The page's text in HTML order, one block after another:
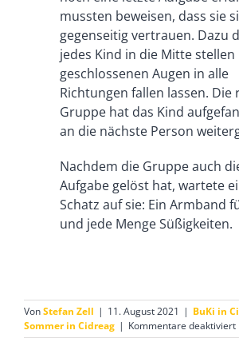
mussten beweisen, dass sie
gegenseitig vertrauen. Dazu
jedes Kind in die Mitte
geschlossenen Augen in alle
Richtungen fallen lassen. Die
Gruppe hat das Kind
an die nächste Person
Nachdem die Gruppe auch
Aufgabe gelöst hat, wartete
Schatz auf sie: Ein Armband
und jede Menge Süßigkeiten.
VonStefan Zell | 11. August 2021 | BuKi in
Sommer in Cidreag | Kommentare deaktiviert